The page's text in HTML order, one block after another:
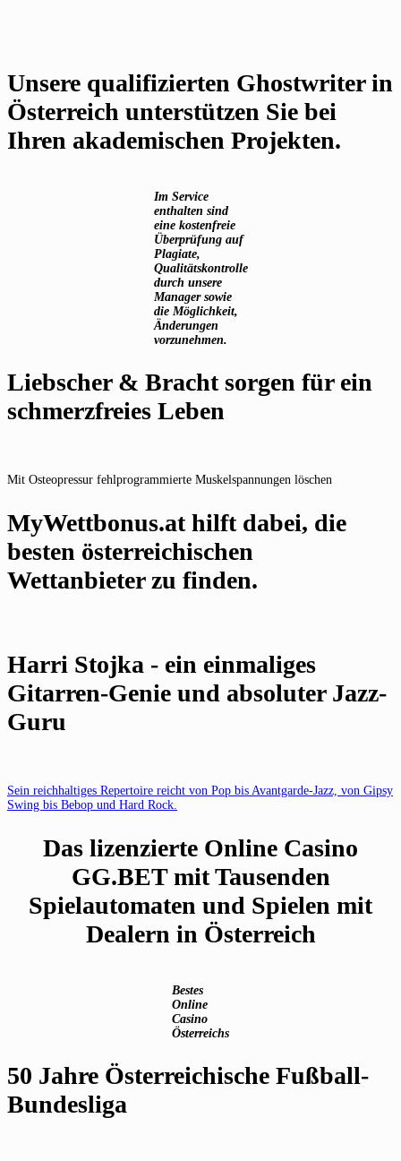
Unsere qualifizierten Ghostwriter in
Österreich unterstützen Sie bei
Ihren akademischen Projekten.
Im Service
enthalten sind
eine kostenfreie
Überprüfung auf
Plagiate,
Qualitätskontrolle
durch unsere
Manager sowie
die Möglichkeit,
Änderungen
vorzunehmen.
Liebscher & Bracht sorgen für ein
schmerzfreies Leben
Mit Osteopressur fehlprogrammierte Muskelspannungen löschen
MyWettbonus.at hilft dabei, die
besten österreichischen
Wettanbieter zu finden.
Harri Stojka - ein einmaliges
Gitarren-Genie und absoluter Jazz-
Guru
Sein reichhaltiges Repertoire reicht von Pop bis Avantgarde-Jazz, von Gipsy
Swing bis Bebop und Hard Rock.
Das lizenzierte Online Casino
GG.BET mit Tausenden
Spielautomaten und Spielen mit
Dealern in Österreich
Bestes
Online
Casino
Österreichs
50 Jahre Österreichische Fußball-
Bundesliga